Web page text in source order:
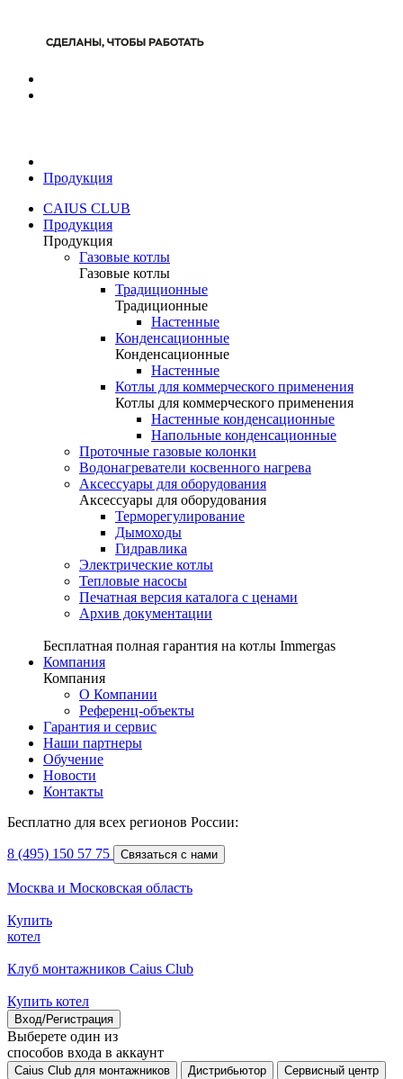
Продукция
CAIUS CLUB
Продукция
Продукция
Газовые котлы
Газовые котлы
Традиционные
Традиционные
Настенные
Конденсационные
Конденсационные
Настенные
Котлы для коммерческого применения
Котлы для коммерческого применения
Настенные конденсационные
Напольные конденсационные
Проточные газовые колонки
Водонагреватели косвенного нагрева
Аксессуары для оборудования
Аксессуары для оборудования
Терморегулирование
Дымоходы
Гидравлика
Электрические котлы
Тепловые насосы
Печатная версия каталога с ценами
Архив документации
Бесплатная полная гарантия на котлы Immergas
Компания
Компания
О Компании
Референц-объекты
Гарантия и сервис
Наши партнеры
Обучение
Новости
Контакты
Бесплатно для всех регионов России:
8 (495) 150 57 75 Связаться с нами
Москва и Московская область
Купить
котел
Клуб монтажников Caius Club
Купить котел
Вход/Регистрация
Выберете один из
способов входа в аккаунт
Caius Club для монтажников Дистрибьютор Сервисный центр